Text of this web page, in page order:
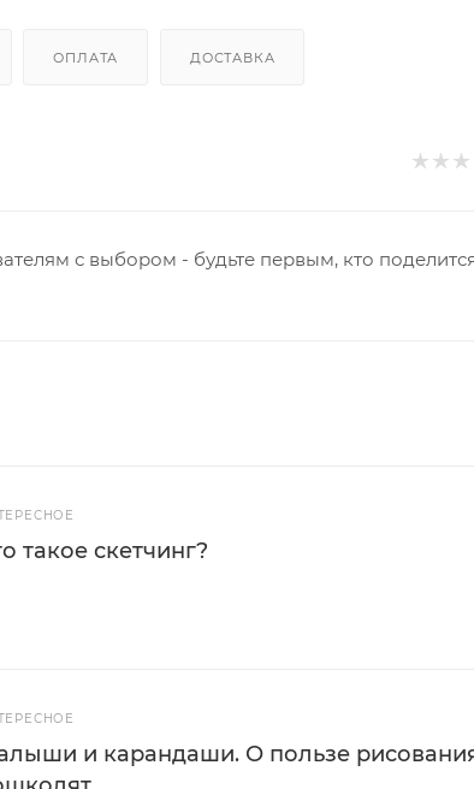
ОПЛАТА ДОСТАВКА
с выбором - будьте первым, кто
такое скетчинг?
и карандаши. О пользе